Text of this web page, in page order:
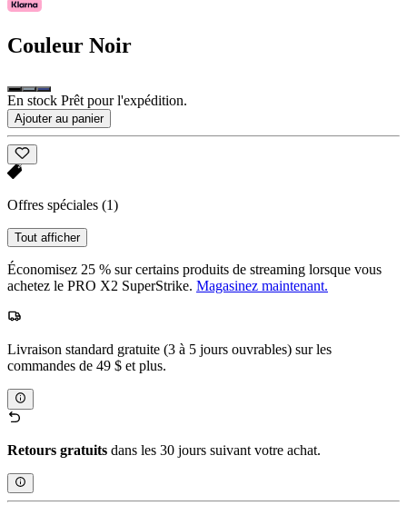
Couleur Noir
En stock Prêt pour l'expédition.
Ajouter au panier
Offres spéciales (1)
Tout afficher
Économisez 25 % sur certains produits de streaming lorsque vous
achetez le PRO X2 SuperStrike. Magasinez maintenant.
Livraison standard gratuite (3 à 5 jours ouvrables) sur les
commandes de 49 $ et plus.
Retours gratuits dans les 30 jours suivant votre achat.